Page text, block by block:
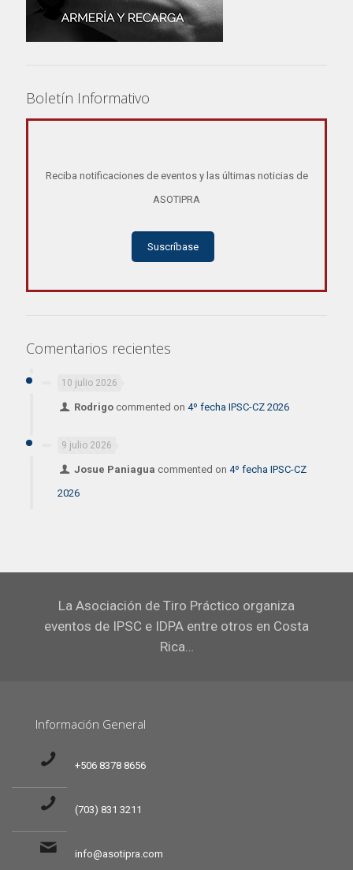
Boletín Informativo
Reciba notificaciones de eventos y las últimas noticias de
ASOTIPRA
Suscríbase
Comentarios recientes
10 julio 2026
Rodrigo commented on4º fecha IPSC-CZ 2026
9 julio 2026
Josue Paniagua commented on4º fecha IPSC-CZ
2026
La Asociación de Tiro Práctico organiza
eventos de IPSC e IDPA entre otros en Costa
Rica…
Información General
+506 8378 8656
(703) 831 3211
info@asotipra.com